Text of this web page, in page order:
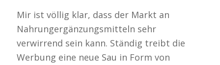
Mir ist völlig klar, dass der Markt an
Nahrungergänzungsmitteln sehr
verwirrend sein kann. Ständig treibt die
Werbung eine neue Sau in Form von